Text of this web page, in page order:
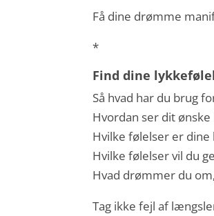
Få dine drømme
*
Find dine
Så hvad har du brug
Hvordan ser dit
Hvilke følelser er
Hvilke følelser vil du
Hvad drømmer du
Tag ikke fejl af